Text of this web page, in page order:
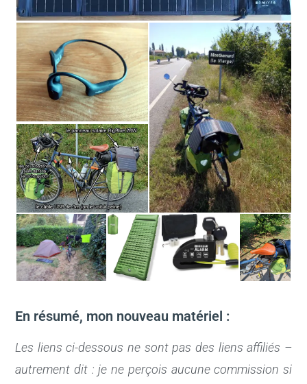
En résumé, mon nouveau matériel :
Les liens ci-dessous ne sont pas des liens affiliés –
autrement dit : je ne perçois aucune commission si